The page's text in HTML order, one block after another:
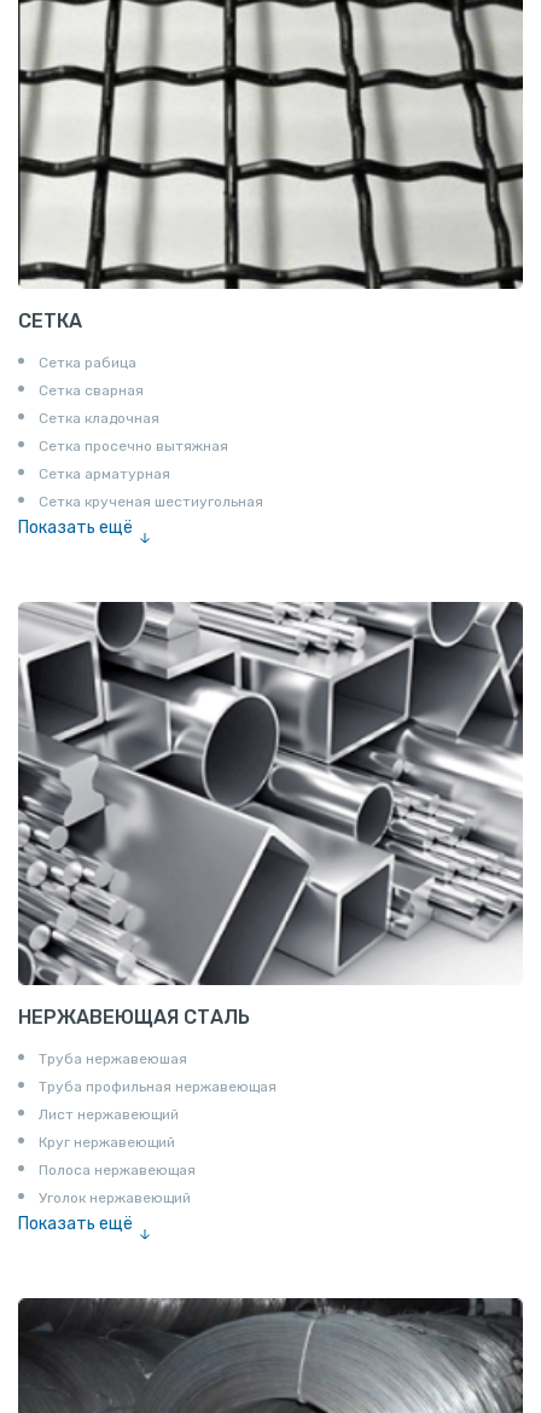
СЕТКА
Сетка рабица
Сетка сварная
Сетка кладочная
Сетка просечно вытяжная
Сетка арматурная
Сетка крученая шестиугольная
Показать ещё
НЕРЖАВЕЮЩАЯ СТАЛЬ
Труба нержавеюшая
Труба профильная нержавеющая
Лист нержавеющий
Круг нержавеющий
Полоса нержавеющая
Уголок нержавеющий
Показать ещё